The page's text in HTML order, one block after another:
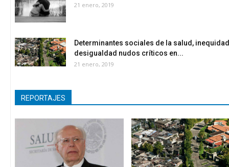
21 enero, 2019
Determinantes sociales de la salud,
desigualdad nudos críticos en...
21 enero, 2019
REPORTAJES